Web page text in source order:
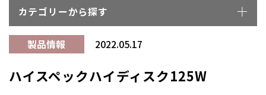
カテゴリーから探す
製品情報 2022.05.17
ハイスペックハイディスク125W